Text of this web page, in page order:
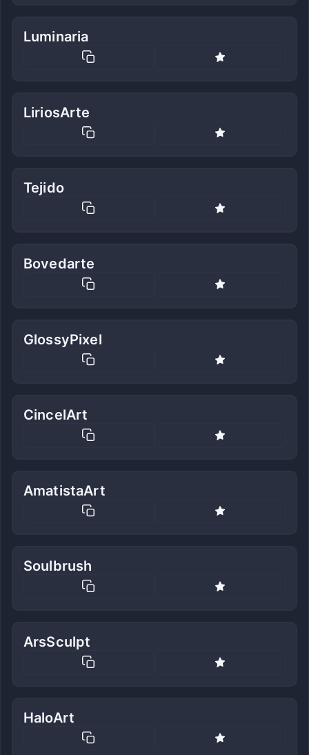
Luminaria
LiriosArte
Tejido
Bovedarte
GlossyPixel
CincelArt
AmatistaArt
Soulbrush
ArsSculpt
HaloArt